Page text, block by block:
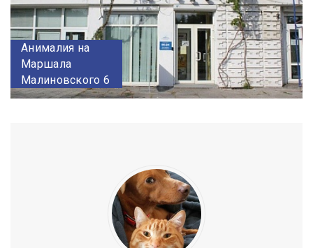
Анималия на
Маршала
Малиновского 6